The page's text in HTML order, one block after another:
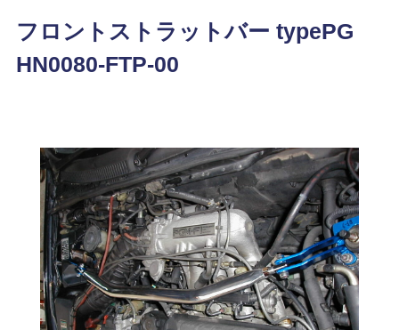
フロントストラットバー typePG
HN0080-FTP-00